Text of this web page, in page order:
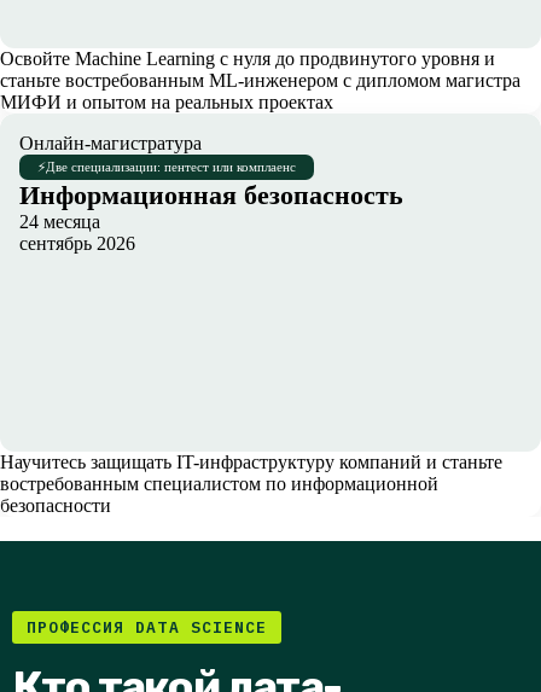
Освойте Machine Learning с нуля до продвинутого уровня и
станьте востребованным ML-инженером с дипломом магистра
МИФИ и опытом на реальных проектах
Онлайн-магистратура
⚡Две специализации: пентест или комплаенс
Информационная безопасность
24 месяца
сентябрь 2026
Научитесь защищать IT-инфраструктуру компаний и станьте
востребованным специалистом по информационной
безопасности
ПРОФЕССИЯ DATA SCIENCE